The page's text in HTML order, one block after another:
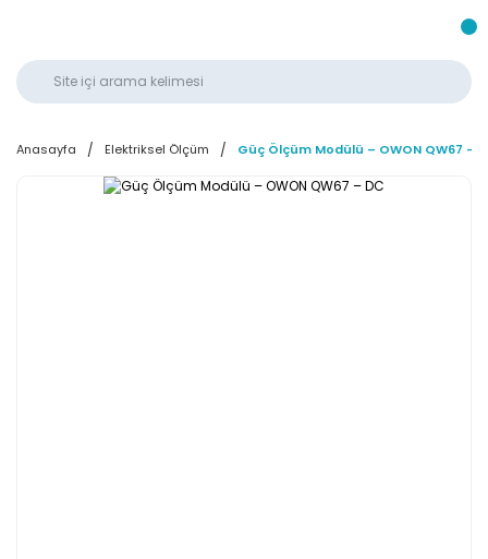
Anasayfa Elektriksel Ölçüm Güç Ölçüm Modülü – OWON QW67 –